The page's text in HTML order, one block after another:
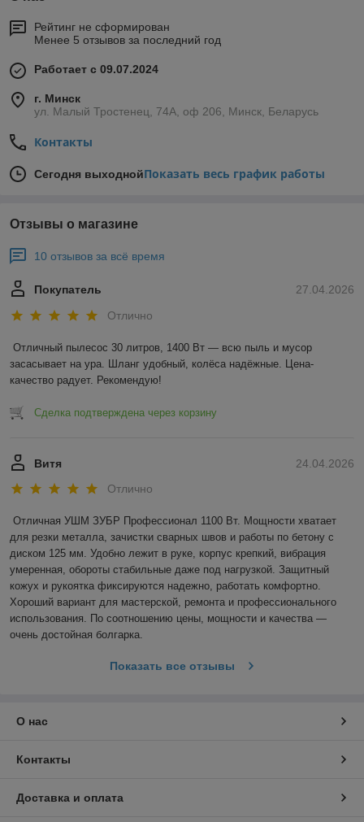
Рейтинг не сформирован
Менее 5 отзывов за последний год
Работает с 09.07.2024
г. Минск
ул. Малый Тростенец, 74А, оф 206, Минск, Беларусь
Контакты
Сегодня выходнойПоказать весь график работы
Отзывы о магазине
10 отзывов за всё время
27.04.2026
Покупатель
Отлично
Отличный пылесос 30 литров, 1400 Вт — всю пыль и мусор
засасывает на ура. Шланг удобный, колёса надёжные. Цена-
качество радует. Рекомендую!
Сделка подтверждена через корзину
24.04.2026
Витя
Отлично
Отличная УШМ ЗУБР Профессионал 1100 Вт. Мощности хватает
для резки металла, зачистки сварных швов и работы по бетону с
диском 125 мм. Удобно лежит в руке, корпус крепкий, вибрация
умеренная, обороты стабильные даже под нагрузкой. Защитный
кожух и рукоятка фиксируются надежно, работать комфортно.
Хороший вариант для мастерской, ремонта и профессионального
использования. По соотношению цены, мощности и качества —
очень достойная болгарка.
Показать все отзывы
О нас
Контакты
Доставка и оплата